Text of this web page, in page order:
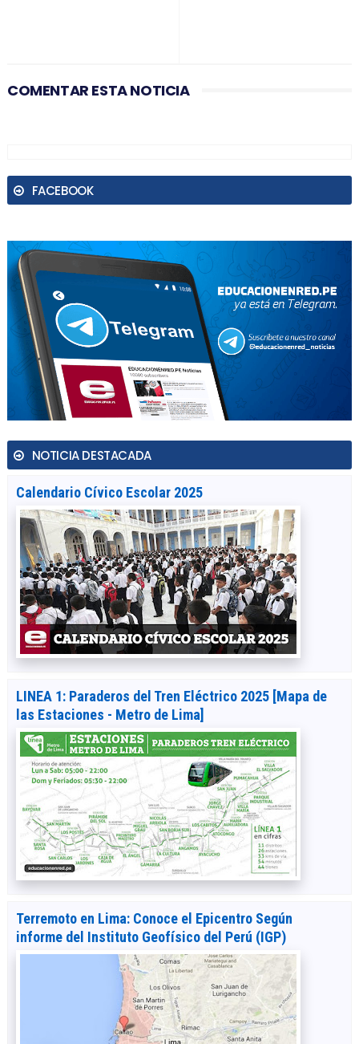
COMENTAR ESTA NOTICIA
FACEBOOK
NOTICIA DESTACADA
Calendario Cívico Escolar 2025
LINEA 1: Paraderos del Tren Eléctrico 2025 [Mapa de
las Estaciones - Metro de Lima]
Terremoto en Lima: Conoce el Epicentro Según
informe del Instituto Geofísico del Perú (IGP)